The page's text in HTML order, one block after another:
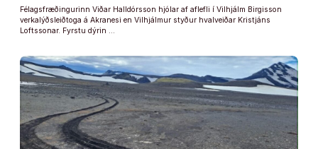
Félagsfræðingurinn Viðar Halldórsson hjólar af aflefli í Vilhjálm Birgisson
verkalýðsleiðtoga á Akranesi en Vilhjálmur styður hvalveiðar Kristjáns
Loftssonar. Fyrstu dýrin …